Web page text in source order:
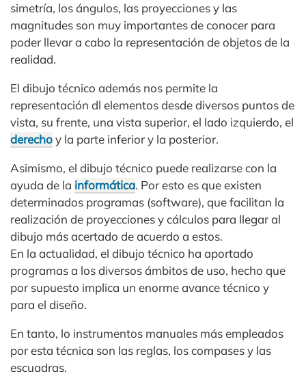
simetría, los ángulos, las proyecciones y las
magnitudes son muy importantes de conocer para
poder llevar a cabo la representación de objetos de la
realidad.
El dibujo técnico además nos permite la
representación dl elementos desde diversos puntos de
vista, su frente, una vista superior, el lado izquierdo, el
derechoy la parte inferior y la posterior.
Asimismo, el dibujo técnico puede realizarse con la
ayuda de la informática. Por esto es que existen
determinados programas (software), que facilitan la
realización de proyecciones y cálculos para llegar al
dibujo más acertado de acuerdo a estos.
En la actualidad, el dibujo técnico ha aportado
programas a los diversos ámbitos de uso, hecho que
por supuesto implica un enorme avance técnico y
para el diseño.
En tanto, lo instrumentos manuales más empleados
por esta técnica son las reglas, los compases y las
escuadras.